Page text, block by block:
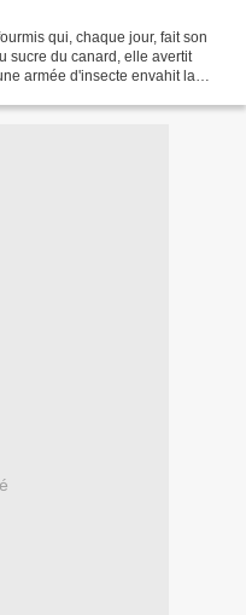
qui, chaque jour, fait son
sucre du canard, elle avertit
armée d'insecte envahit la